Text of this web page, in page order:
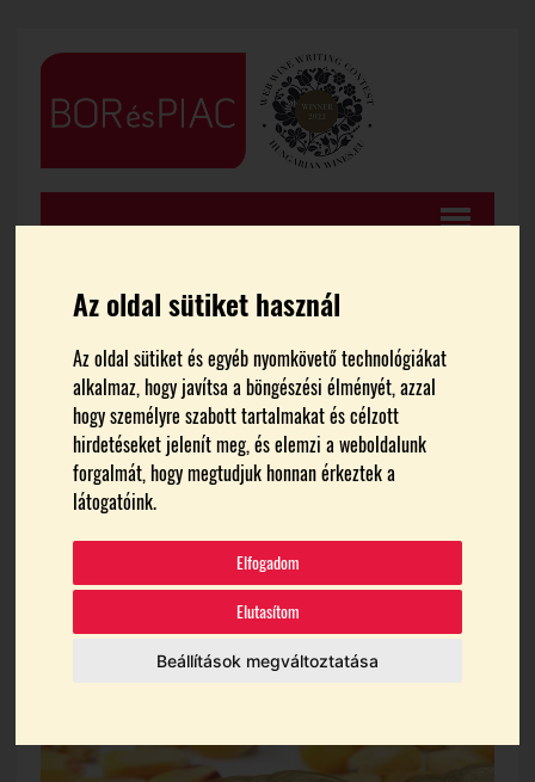
Az oldal sütiket használ
Az oldal sütiket és egyéb nyomkövető technológiákat
alkalmaz, hogy javítsa a böngészési élményét, azzal
hogy személyre szabott tartalmakat és célzott
hirdetéseket jelenít meg, és elemzi a weboldalunk
forgalmát, hogy megtudjuk honnan érkeztek a
látogatóink.
Elfogadom
Elutasítom
Beállítások megváltoztatása
FŐOLDAL HÍREK
Folytatódik a legkisebb
termelők támogatási
programja
Témák: Kisüzem
Nagy István Agrárminiszter